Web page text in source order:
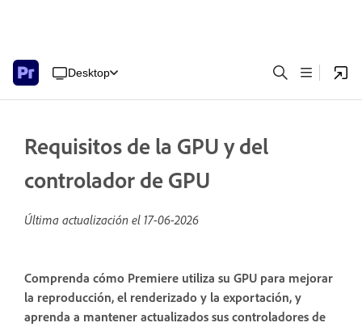
Desktop
Requisitos de la GPU y del
controlador de GPU
Última actualización el 17-06-2026
Comprenda cómo Premiere utiliza su GPU para mejorar
la reproducción, el renderizado y la exportación, y
aprenda a mantener actualizados sus controladores de